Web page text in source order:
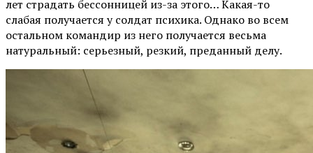
лет страдать бессонницей из-за этого… Какая-то
слабая получается у солдат психика. Однако во всем
остальном командир из него получается весьма
натуральный: серьезный, резкий, преданный делу.